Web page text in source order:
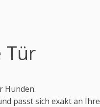
Tür
Hunden.
passt sich exakt an Ihre